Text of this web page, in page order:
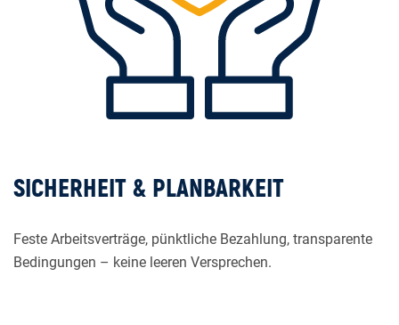
SICHERHEIT & PLANBARKEIT
Feste Arbeitsverträge, pünktliche Bezahlung, transparente
Bedingungen – keine leeren Versprechen.